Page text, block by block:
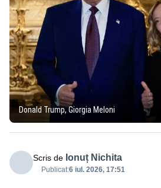
Donald Trump, Giorgia Meloni
Scris de Ionuț Nichita
Publicat:6 iul. 2026, 17:51